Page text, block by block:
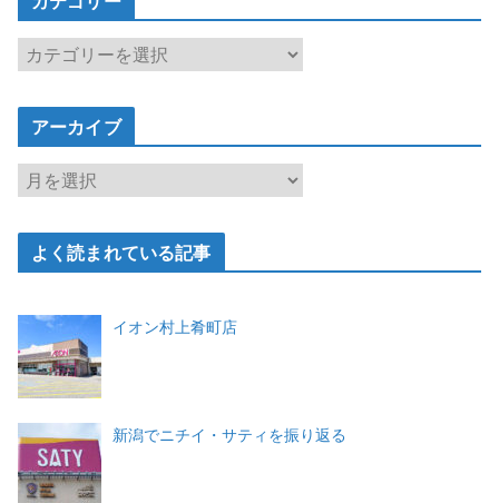
カ
テ
ゴ
ー
アーカイブ
ア
ー
カ
よく読まれている記事
イオン村上肴町店
新潟でニチイ・サティを振り返る